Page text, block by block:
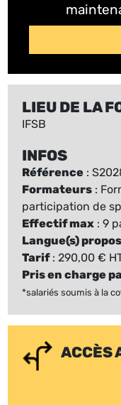
LIEU DE LA
IFSB
INFOS
Référence :
Formateurs :
participation de
Effectif max : 9
Langue(s)
Tarif: 290,00 €
Pris en charge
*salariés soumis à la
ACCÈS